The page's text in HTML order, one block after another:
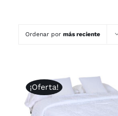
Ordenar por más reciente
¡Oferta!